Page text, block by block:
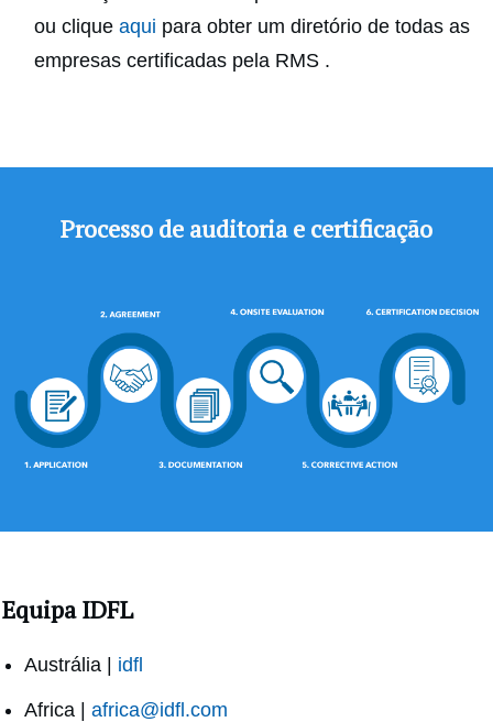
ou clique aqui para obter um diretório de todas as
empresas certificadas pela RMS .
Processo de auditoria e certificação
Equipa IDFL
Austrália | idfl
Africa | africa@idfl.com